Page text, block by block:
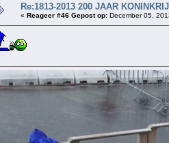
Re:1813-2013 200 JAAR
« Reageer #46 Gepost op: December 05,